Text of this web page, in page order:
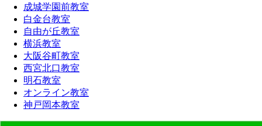
成城学園前教室
白金台教室
自由が丘教室
横浜教室
大阪谷町教室
西宮北口教室
明石教室
オンライン教室
神戸岡本教室